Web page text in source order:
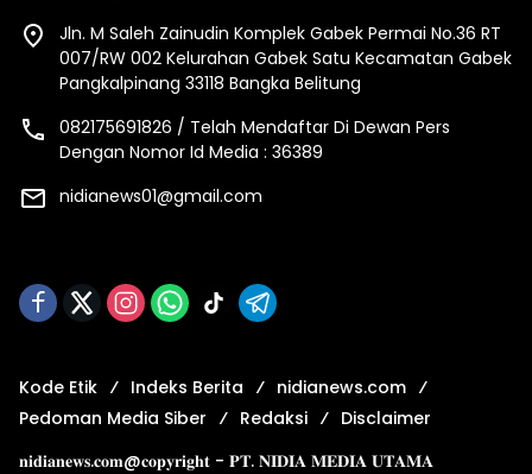
Jln. M Saleh Zainudin Komplek Gabek Permai No.36 RT
007/RW 002 Kelurahan Gabek Satu Kecamatan Gabek
Pangkalpinang 33118 Bangka Belitung
082175691826 / Telah Mendaftar Di Dewan Pers
Dengan Nomor Id Media : 36389
nidianews01@gmail.com
Kode Etik Indeks Berita
nidianews.com
Pedoman Media Siber
Redaksi
Disclaimer
𝐧𝐢𝐝𝐢𝐚𝐧𝐞𝐰𝐬.𝐜𝐨𝐦@𝐜𝐨𝐩𝐲𝐫𝐢𝐠𝐡𝐭 - 𝐏𝐓. 𝐍𝐈𝐃𝐈𝐀 𝐌𝐄𝐃𝐈𝐀 𝐔𝐓𝐀𝐌𝐀